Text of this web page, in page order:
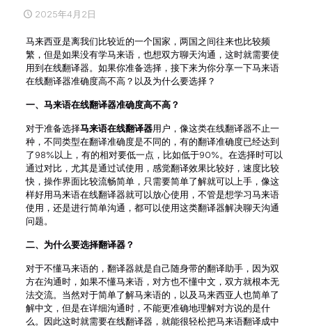
2025年4月2日
马来西亚是离我们比较近的一个国家，两国之间往来也比较频
繁，但是如果没有学马来语，也想双方聊天沟通，这时就需要使
用到在线翻译器。如果你准备选择，接下来为你分享一下马来语
在线翻译器准确度高不高？以及为什么要选择？
一、马来语在线翻译器准确度高不高？
对于准备选择马来语在线翻译器用户，像这类在线翻译器不止一
种，不同类型在翻译准确度是不同的，有的翻译准确度已经达到
了98%以上，有的相对要低一点，比如低于90%。在选择时可以
通过对比，尤其是通过试使用，感觉翻译效果比较好，速度比较
快，操作界面比较流畅简单，只需要简单了解就可以上手，像这
样好用马来语在线翻译器就可以放心使用，不管是想学习马来语
使用，还是进行简单沟通，都可以使用这类翻译器解决聊天沟通
问题。
二、为什么要选择翻译器？
对于不懂马来语的，翻译器就是自己随身带的翻译助手，因为双
方在沟通时，如果不懂马来语，对方也不懂中文，双方就根本无
法交流。当然对于简单了解马来语的，以及马来西亚人也简单了
解中文，但是在详细沟通时，不能更准确地理解对方说的是什
么。因此这时就需要在线翻译器，就能很轻松把马来语翻译成中